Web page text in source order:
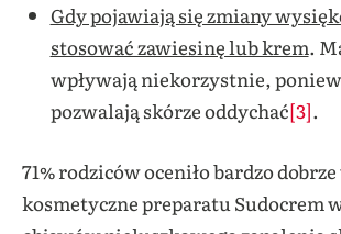
Gdy pojawiają się zmiany
stosować zawiesinę lub krem.
wpływają niekorzystnie,
pozwalają skórze oddychać[3].
71% rodziców oceniło bardzo
kosmetyczne preparatu Sudocrem